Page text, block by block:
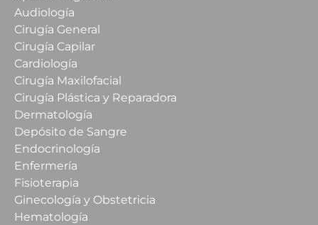
Audiología
Cirugía General
Cirugía Capilar
Cardiología
Cirugía Maxilofacial
Cirugía Plástica y Reparadora
Dermatología
Depósito de Sangre
Endocrinología
Enfermería
Fisioterapia
Ginecología y Obstetricia
Hematología